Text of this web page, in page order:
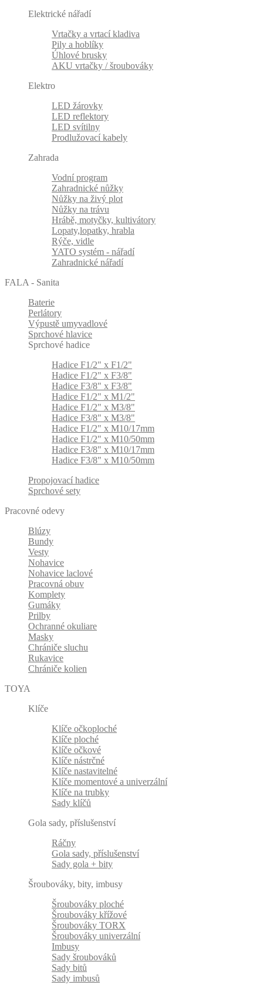
Elektrické nářadí
Vrtačky a vrtací kladiva
Pily a hoblíky
Úhlové brusky
AKU vrtačky / šroubováky
Elektro
LED žárovky
LED reflektory
LED svítilny
Prodlužovací kabely
Zahrada
Vodní program
Zahradnické nůžky
Nůžky na živý plot
Nůžky na trávu
Hrábě, motyčky, kultivátory
Lopaty,lopatky, hrabla
Rýče, vidle
YATO systém - nářadí
Zahradnické nářadí
FALA - Sanita
Baterie
Perlátory
Výpustě umyvadlové
Sprchové hlavice
Sprchové hadice
Hadice F1/2" x F1/2"
Hadice F1/2" x F3/8"
Hadice F3/8" x F3/8"
Hadice F1/2" x M1/2"
Hadice F1/2" x M3/8"
Hadice F3/8" x M3/8"
Hadice F1/2" x M10/17mm
Hadice F1/2" x M10/50mm
Hadice F3/8" x M10/17mm
Hadice F3/8" x M10/50mm
Propojovací hadice
Sprchové sety
Pracovné odevy
Blúzy
Bundy
Vesty
Nohavice
Nohavice laclové
Pracovná obuv
Komplety
Gumáky
Prilby
Ochranné okuliare
Masky
Chrániče sluchu
Rukavice
Chrániče kolien
TOYA
Klíče
Klíče očkoploché
Klíče ploché
Klíče očkové
Klíče nástrčné
Klíče nastavitelné
Klíče momentové a univerzální
Klíče na trubky
Sady klíčů
Gola sady, příslušenství
Ráčny
Gola sady, příslušenství
Sady gola + bity
Šroubováky, bity, imbusy
Šroubováky ploché
Šroubováky křížové
Šroubováky TORX
Šroubováky univerzální
Imbusy
Sady šroubováků
Sady bitů
Sady imbusů